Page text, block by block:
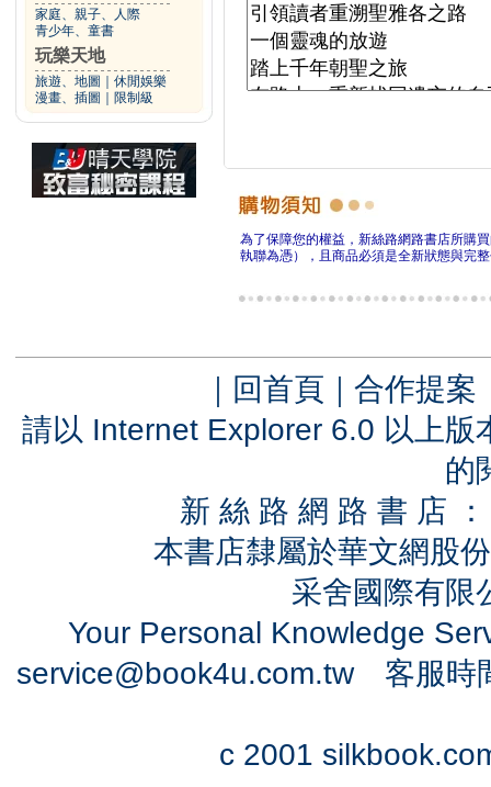
家庭、親子、人際
青少年、童書
玩樂天地
旅遊、地圖
休閒娛樂
漫畫、插圖
限制級
為了保障您的權益，新絲路網路書店所購
執聯為憑），且商品必須是全新狀態與完
｜ 回首頁 ｜ 合作提案
請以 Internet Explorer 6.0 以上
的
新 絲 路 網 路 書 店
本書店隸屬於華文網股
采舍國際有
Your Personal Knowledge
service@book4u.com.tw客服時
c 2001